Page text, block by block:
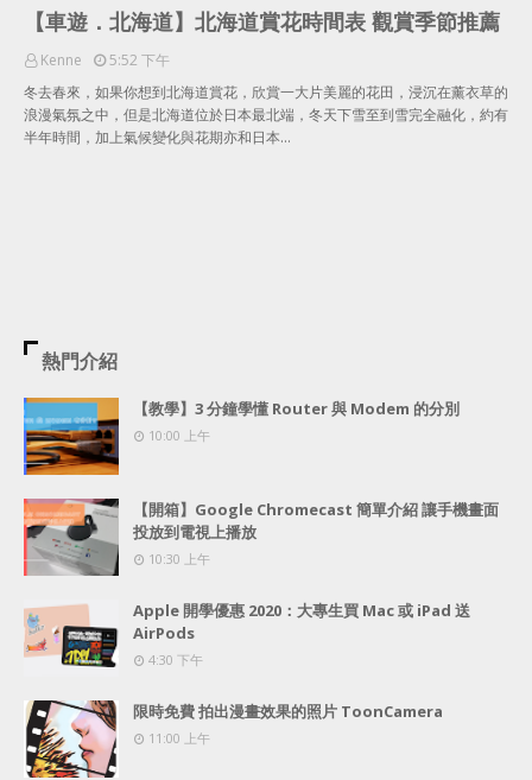
【車遊．北海道】北海道賞花時間表 觀賞季節推薦
Kenne
5:52 下午
冬去春來，如果你想到北海道賞花，欣賞一大片美麗的花田，浸沉在薰衣草的
浪漫氣氛之中，但是北海道位於日本最北端，冬天下雪至到雪完全融化，約有
半年時間，加上氣候變化與花期亦和日本…
熱門介紹
【教學】3 分鐘學懂 Router 與 Modem 的分別
10:00 上午
【開箱】Google Chromecast 簡單介紹 讓手機畫面
投放到電視上播放
10:30 上午
Apple 開學優惠 2020：大專生買 Mac 或 iPad 送
AirPods
4:30 下午
限時免費 拍出漫畫效果的照片 ToonCamera
11:00 上午